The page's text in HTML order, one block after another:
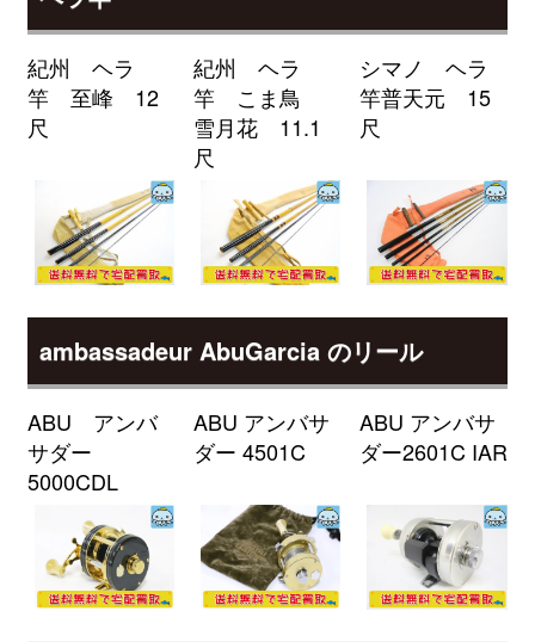
ローランス Elite-4X HDI 魚探 未
使用
釣具買取クーポンturi20260404-
05
（2026/04/30迄）
シマノ 電動リール 24 フォースマ
スター 2000 未使用
釣具買取クーポン
turi20260401
（2026/04/30迄）
34,500円
シマノ 電動リール 25 フォースマ
スター 300DH 未使用
釣具買取クーポンg-
turi20260402（2026/04/30迄）
33,000円
2026/04/04
シマノ 電動リール 23 フォースマ
スター 601DH 未使用
釣具買取クーポンg-
turi20260403
33,000円
2026/04/04
シマノ 電動リール 23 フォースマ
スター 601 未使用
釣具買取クーポン
g-
turi20260404（2026/04/30迄）
2026/04/04
紀州 ヘラ
竿 至峰 12
尺
紀州 ヘラ
竿 こま鳥
雪月花 11.1
尺
シマノ ヘラ
竿普天元 15
尺
ambassadeur AbuGarcia のリール
ABU アンバ
サダー
5000CDL
ABU アンバサ
ダー 4501C
ABU アンバサ
ダー2601C IAR